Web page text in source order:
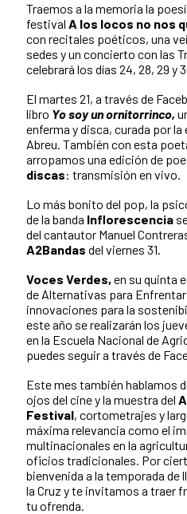
Traemos a la memoria la
festival A los locos no nos
con recitales poéticos, una
sedes y un concierto con las
celebrará los días 24, 28, 29 y
El martes 21, a través de
libro Yo soy un ornitorrinco,
enferma y disca, curada por
Abreu. También con esta
arropamos una edición de
discas: transmisión en vivo.
Lo más bonito del pop, la
de la banda Inflorescencia
del cantautor Manuel
A2Bandas del viernes 31.
Voces Verdes, en su quinta
de Alternativas para
innovaciones para la
este año se realizarán los
en la Escuela Nacional de
puedes seguir a través de
Este mes también hablamos
ojos del cine y la muestra del
Festival, cortometrajes y
máxima relevancia como el
multinacionales en la
oficios tradicionales. Por
bienvenida a la temporada de
la Cruz y te invitamos a traer
tu ofrenda.